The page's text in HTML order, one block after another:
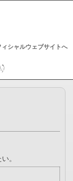
シャルウェブサイトへ
。